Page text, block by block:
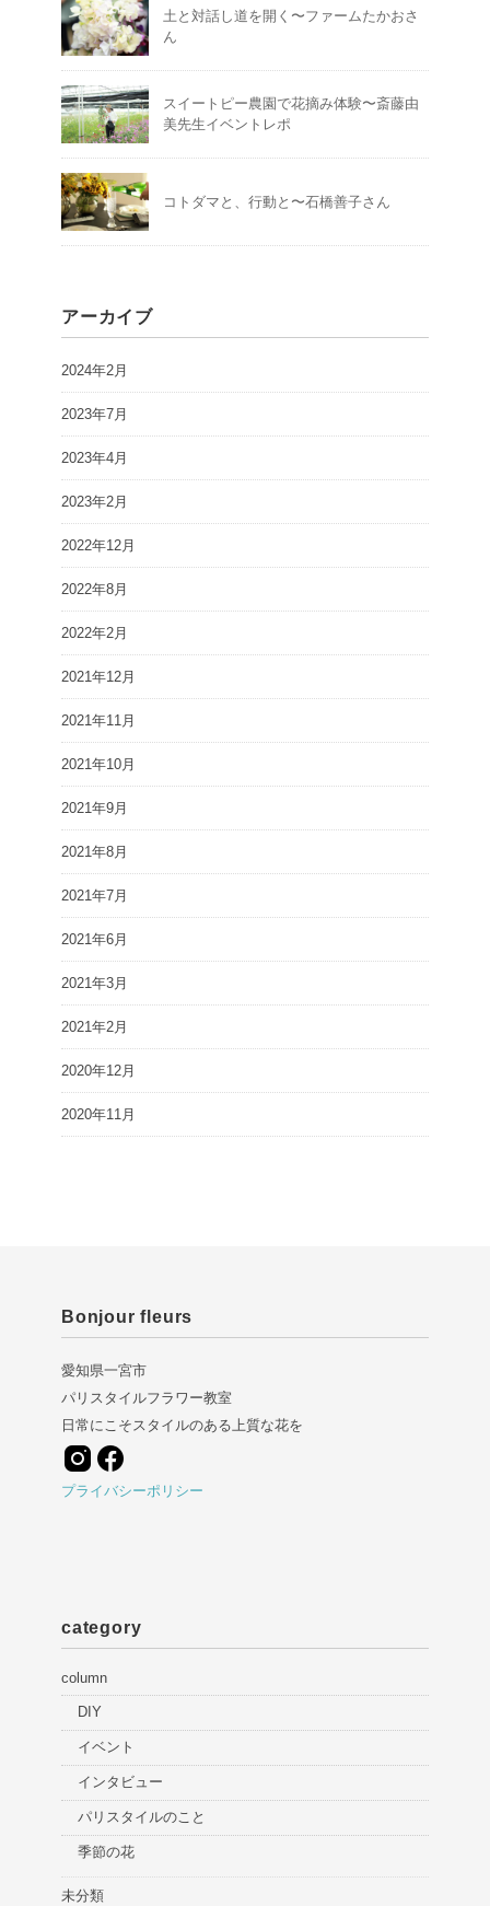
土と対話し道を開く〜ファームたかおさ
ん
スイートピー農園で花摘み体験〜斎藤由
美先生イベントレポ
コトダマと、行動と〜石橋善子さん
アーカイブ
2024年2月
2023年7月
2023年4月
2023年2月
2022年12月
2022年8月
2022年2月
2021年12月
2021年11月
2021年10月
2021年9月
2021年8月
2021年7月
2021年6月
2021年3月
2021年2月
2020年12月
2020年11月
Bonjour fleurs
愛知県一宮市
パリスタイルフラワー教室
日常にこそスタイルのある上質な花を
プライバシーポリシー
category
column
DIY
イベント
インタビュー
パリスタイルのこと
季節の花
未分類